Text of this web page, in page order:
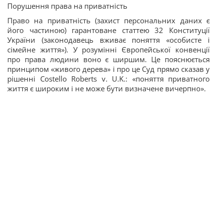
Порушення права на приватність
Право на приватність (захист персональних даних є
його частиною) гарантоване статтею 32 Конституції
України (законодавець вживає поняття «особисте і
сімейне життя»). У розумінні Європейської конвенції
про права людини воно є ширшим. Це пояснюється
принципом «живого дерева» і про це Суд прямо сказав у
рішенні Costello Roberts v. U.K.: «поняття приватного
життя є широким і не може бути визначене вичерпно».